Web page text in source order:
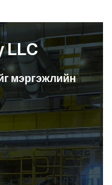
LLC
мэргэжлийн